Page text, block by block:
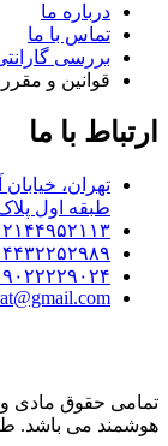
درباره ما
تماس با ما
بررسی
قوانین و
ارتباط با ما
تهران،
طبقه اول پلاک 68 واحد
تمامی حقوق مادی
هوشمند می باشد.